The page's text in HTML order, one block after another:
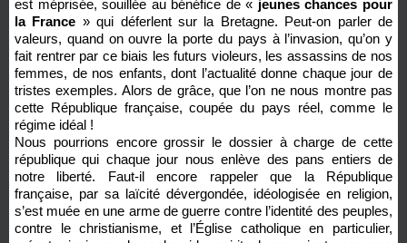
est méprisée, souillée au bénéfice de « jeunes chances pour
la France » qui déferlent sur la Bretagne. Peut-on parler de
valeurs, quand on ouvre la porte du pays à l’invasion, qu’on y
fait rentrer par ce biais les futurs violeurs, les assassins de nos
femmes, de nos enfants, dont l’actualité donne chaque jour de
tristes exemples. Alors de grâce, que l’on ne nous montre pas
cette République française, coupée du pays réel, comme le
régime idéal !
Nous pourrions encore grossir le dossier à charge de cette
république qui chaque jour nous enlève des pans entiers de
notre liberté. Faut-il encore rappeler que la République
française, par sa laïcité dévergondée, idéologisée en religion,
s’est muée en une arme de guerre contre l’identité des peuples,
contre le christianisme, et l’Église catholique en particulier,